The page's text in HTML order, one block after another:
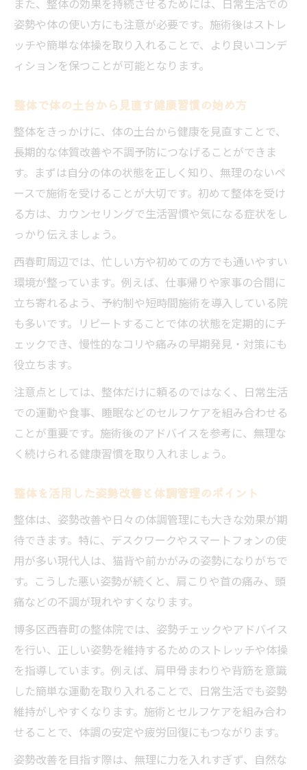
姿勢や体の使い方にも注意が必要です。施術後はストレ
ッチや簡単な体操を取り入れることで、より良いコンデ
ィションを保つことが可能となります。
整体で体の土台から見直す健康習慣の始め方
整体をきっかけに、体の土台から健康を見直すことで、
長期的な体質改善や不調予防につなげることができま
す。まずは自分の体の状態を正しく知り、無理のないペ
ースで施術を受けることが大切です。初めて整体を受け
る方は、カウンセリングで生活習慣や気になる症状をし
っかり伝えましょう。
西春町周辺では、忙しい方や初めての方でも通いやすい
環境が整っています。例えば、仕事帰りや家事の合間に
立ち寄れるよう、予約制や短時間施術を導入している院
も多いです。リピートすることで体の状態を定期的にチ
ェックでき、慢性的なコリや痛みの早期発見・対策にも
役立ちます。
注意点としては、整体だけに頼るのではなく、日常生活
での運動や食事、睡眠などのセルフケアを組み合わせる
ことが重要です。施術後のアドバイスを参考に、無理な
く続けられる健康習慣を取り入れましょう。
整体を活用した姿勢改善と体調管理のポイント
整体は、姿勢改善や日々の体調管理にも大きな効果が期
待できます。特に、デスクワークやスマートフォンの使
用が多い現代人は、猫背や前かがみの姿勢になりがちで
す。こうした悪い姿勢が続くと、肩こりや首の痛み、頭
痛などの不調が現れやすくなります。
博多区西春町の整体院では、姿勢チェックやアドバイス
を行い、正しい姿勢を維持するためのストレッチや体操
を指導しています。例えば、肩甲骨まわりや背筋を意識
した簡単な運動を取り入れることで、日常生活でも姿勢
維持がしやすくなります。施術とセルフケアを組み合わ
せることで、体調の安定や疲労回復にもつながります。
姿勢改善を目指す際は、無理に力を入れすぎず、自然な